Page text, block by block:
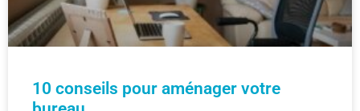
10 conseils pour aménager votre